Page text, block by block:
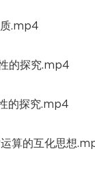
.mp4
的探究.mp4
的探究.mp4
算的互化思想